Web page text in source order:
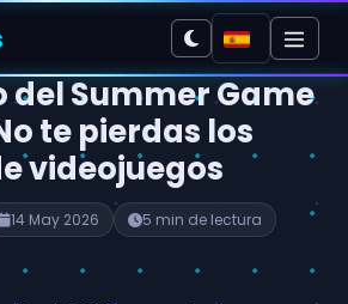
del Summer Game
te pierdas los
videojuegos
14 May 2026
5 min de lectura